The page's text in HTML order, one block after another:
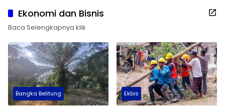
Ekonomi dan Bisnis
Baca Selengkapnya klik
Bangka Belitung Ekbis